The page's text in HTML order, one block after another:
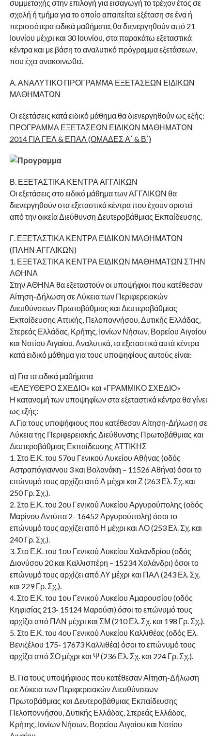
συμμετοχής στην επιλογή για εισαγωγή το τρέχον έτος σε
σχολή ή τμήμα για το οποίο απαιτείται εξέταση σε ένα ή
περισσότερα ειδικά μαθήματα, θα διενεργηθούν από 21
Ιουνίου μέχρι και 30 Ιουνίου, στα παρακάτω εξεταστικά
κέντρα και με βάση το αναλυτικό πρόγραμμα εξετάσεων,
που έχει ανακοινωθεί.
Α. ΑΝΑΛΥΤΙΚΟ ΠΡΟΓΡΑΜΜΑ ΕΞΕΤΑΣΕΩΝ ΕΙΔΙΚΩΝ
ΜΑΘΗΜΑΤΩΝ
Οι εξετάσεις κατά ειδικό μάθημα θα διενεργηθούν ως εξής:
ΠΡΟΓΡΑΜΜΑ ΕΞΕΤΑΣΕΩΝ ΕΙΔΙΚΩΝ ΜΑΘΗΜΑΤΩΝ
2014 ΓΙΑ ΓΕΛ & ΕΠΑΛ (ΟΜΑΔΕΣ Α΄ & Β΄)
Β. ΕΞΕΤΑΣΤΙΚΑ ΚΕΝΤΡΑ ΑΓΓΛΙΚΩΝ
Οι εξετάσεις στο ειδικό μάθημα των ΑΓΓΛΙΚΩΝ θα
διενεργηθούν στα εξεταστικά κέντρα που έχουν οριστεί
από την οικεία Διεύθυνση Δευτεροβάθμιας Εκπαίδευσης.
Γ. ΕΞΕΤΑΣΤΙΚΑ ΚΕΝΤΡΑ ΕΙΔΙΚΩΝ ΜΑΘΗΜΑΤΩΝ
(ΠΛΗΝ ΑΓΓΛΙΚΩΝ)
1. ΕΞΕΤΑΣΤΙΚΑ ΚΕΝΤΡΑ ΕΙΔΙΚΩΝ ΜΑΘΗΜΑΤΩΝ ΣΤΗΝ
ΑΘΗΝΑ
Στην ΑΘΗΝΑ θα εξεταστούν οι υποψήφιοι που κατέθεσαν
Αίτηση-Δήλωση σε Λύκεια των Περιφερειακών
Διευθύνσεων Πρωτοβάθμιας και Δευτεροβάθμιας
Εκπαίδευσης Αττικής, Πελοποννήσου, Δυτικής Ελλάδας,
Στερεάς Ελλάδας, Κρήτης, Ιονίων Νήσων, Βορείου Αιγαίου
και Νοτίου Αιγαίου. Αναλυτικά, τα εξεταστικά αυτά κέντρα
κατά ειδικό μάθημα για τους υποψηφίους αυτούς είναι:
α) Για τα ειδικά μαθήματα
«ΕΛΕΥΘΕΡΟ ΣΧΕΔΙΟ» και «ΓΡΑΜΜΙΚΟ ΣΧΕΔΙΟ»
Η κατανομή των υποψηφίων στα εξεταστικά κέντρα θα γίνει
ως εξής:
A.Για τους υποψήφιους που κατέθεσαν Αίτηση-Δήλωση σε
Λύκεια της Περιφερειακής Διεύθυνσης Πρωτοβάθμιας και
Δευτεροβάθμιας Εκπαίδευσης ΑΤΤΙΚΗΣ
1. Στο Ε.Κ. του 57ου Γενικού Λυκείου Αθήνας (οδός
Αστραπόγιαννου 3 και Βολανάκη – 11526 Αθήνα) όσοι το
επώνυμό τους αρχίζει από Α μέχρι και Ζ (263 Ελ. Σχ. και
250 Γρ. Σχ.).
2. Στο Ε.Κ. του 2ου Γενικού Λυκείου Αργυρούπολης (οδός
Μαρίνου Αντύπα 2- 16452 Αργυρούπολη) όσοι το
επώνυμό τους αρχίζει από Η μέχρι και ΛΟ (253 Ελ. Σχ. και
240 Γρ. Σχ.).
3. Στο Ε.Κ. του 1ου Γενικού Λυκείου Χαλανδρίου (οδός
Διονύσου 20 και Καλλισπέρη – 15234 Χαλάνδρι) όσοι το
επώνυμό τους αρχίζει από ΛΥ μέχρι και ΠΑΛ (243 Ελ. Σχ.
και 229 Γρ. Σχ.).
4. Στο Ε.Κ. του 1ου Γενικού Λυκείου Αμαρουσίου (οδός
Κηφισίας 213- 15124 Μαρούσι) όσοι το επώνυμό τους
αρχίζει από ΠΑΝ μέχρι και ΣΜ (210 Ελ. Σχ. και 198 Γρ. Σχ.).
5. Στο Ε.Κ. του 4ου Γενικού Λυκείου Καλλιθέας (οδός Ελ.
Βενιζέλου 175- 17673 Καλλιθέα) όσοι το επώνυμό τους
αρχίζει από ΣΟ μέχρι και Ψ (236 Ελ. Σχ. και 224 Γρ. Σχ.).
Β. Για τους υποψήφιους που κατέθεσαν Αίτηση-Δήλωση
σε Λύκεια των Περιφερειακών Διευθύνσεων
Πρωτοβάθμιας και Δευτεροβάθμιας Εκπαίδευσης
Πελοποννήσου, Δυτικής Ελλάδας, Στερεάς Ελλάδας,
Κρήτης, Ιονίων Νήσων, Βορείου Αιγαίου και Νοτίου